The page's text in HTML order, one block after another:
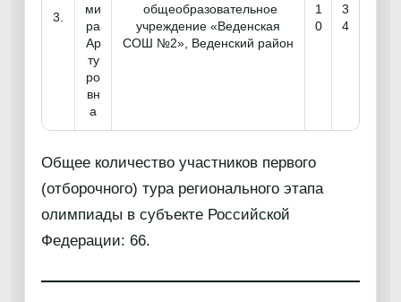
3.
ми
ра
Ар
ту
ро
вн
а
общеобразовательное
учреждение «Веденская
СОШ №2», Веденский район
1
0
3
4
Общее количество участников первого
(отборочного) тура регионального этапа
олимпиады в субъекте Российской
Федерации: 66.